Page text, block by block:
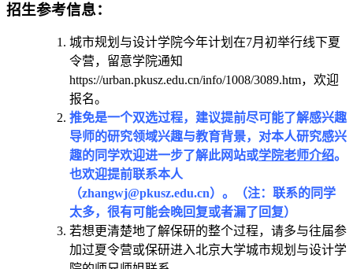
招生参考信息：
城市规划与设计学院今年计划在7月初举行线下夏
令营，留意学院通知
https://urban.pkusz.edu.cn/info/1008/3089.htm，欢迎
报名。
推免是一个双选过程，建议提前尽可能了解感兴趣
导师的研究领域兴趣与教育背景，对本人研究感兴
趣的同学欢迎进一步了解此网站或学院老师介绍。
也欢迎提前联系本人
（zhangwj@pkusz.edu.cn）。（注：联系的同学
太多，很有可能会晚回复或者漏了回复）
若想更清楚地了解保研的整个过程，请多与往届参
加过夏令营或保研进入北京大学城市规划与设计学